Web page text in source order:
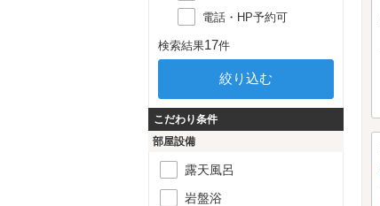
電話・HP予約可
検索結果17件
こだわり条件
部屋設備
露天風呂
岩盤浴